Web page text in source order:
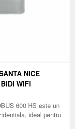
NICE
WIFI
600 HS este un
ideal pentru